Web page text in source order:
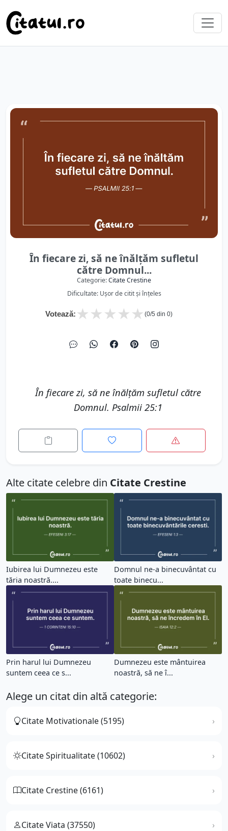
În fiecare zi, să ne înălțăm sufletul
către Domnul...
Categorie:Citate Crestine
Dificultate: Ușor de citit și înțeles
Votează: ★
★
★
★
★ (0/5 din 0)
În fiecare zi, să ne înălțăm sufletul către
Domnul. Psalmii 25:1
Alte citate celebre din Citate Crestine
Iubirea lui Dumnezeu este
tăria noastră....
Domnul ne-a binecuvântat cu
toate binecu...
Prin harul lui Dumnezeu
suntem ceea ce s...
Dumnezeu este mântuirea
noastră, să ne î...
Alege un citat din altă categorie:
Citate Motivationale (5195)
Citate Spiritualitate (10602)
Citate Crestine (6161)
Citate Viata (37550)